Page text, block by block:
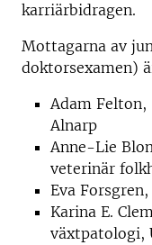
karriärbidragen.
Mottagarna av
doktorsexamen)
Adam Felton,
Alnarp
Anne-Lie
veterinär
Eva
Karina E.
växtpatologi,